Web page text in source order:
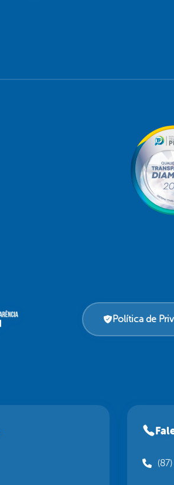
Política de